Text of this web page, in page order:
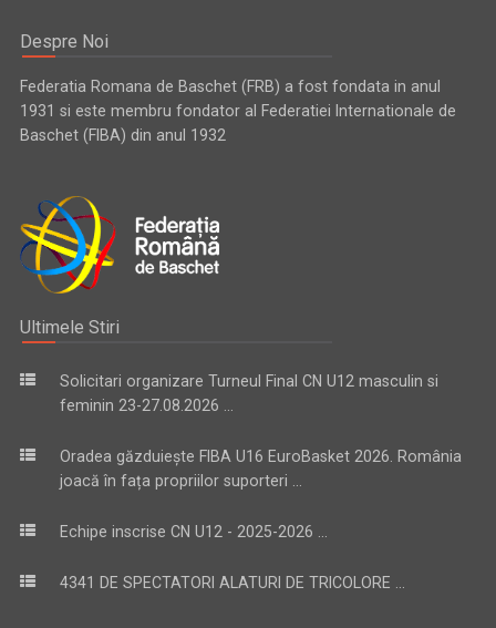
Despre Noi
Federatia Romana de Baschet (FRB) a fost fondata in anul
1931 si este membru fondator al Federatiei Internationale de
Baschet (FIBA) din anul 1932
Ultimele Stiri
Solicitari organizare Turneul Final CN U12 masculin si
feminin 23-27.08.2026 ...
Oradea găzduiește FIBA U16 EuroBasket 2026. România
joacă în fața propriilor suporteri ...
Echipe inscrise CN U12 - 2025-2026 ...
4341 DE SPECTATORI ALATURI DE TRICOLORE ...